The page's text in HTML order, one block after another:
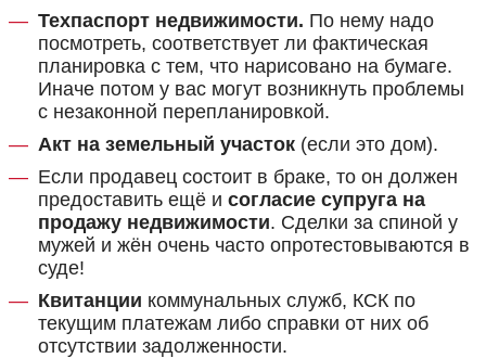
Техпаспорт недвижимости. По нему надо
посмотреть, соответствует ли фактическая
планировка с тем, что нарисовано на бумаге.
Иначе потом у вас могут возникнуть проблемы
с незаконной перепланировкой.
Акт на земельный участок (если это дом).
Если продавец состоит в браке, то он должен
предоставить ещё и согласие супруга на
продажу недвижимости. Сделки за спиной у
мужей и жён очень часто опротестовываются в
суде!
Квитанции коммунальных служб, КСК по
текущим платежам либо справки от них об
отсутствии задолженности.